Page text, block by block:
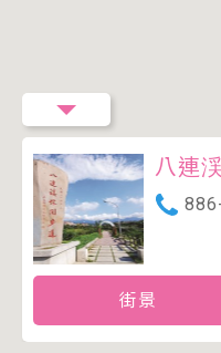
八連
街景